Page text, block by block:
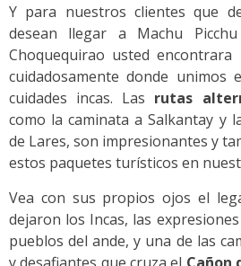
Y para nuestros clientes que
desean llegar a Machu
Choquequirao usted encontrara
cuidadosamente donde unimos
cuidades incas. Las rutas
como la caminata a Salkantay y
de Lares, son impresionantes y
estos paquetes turísticos en
Vea con sus propios ojos el
dejaron los Incas, las
pueblos del ande, y una de las
y desafiantes que cruza el Cañon